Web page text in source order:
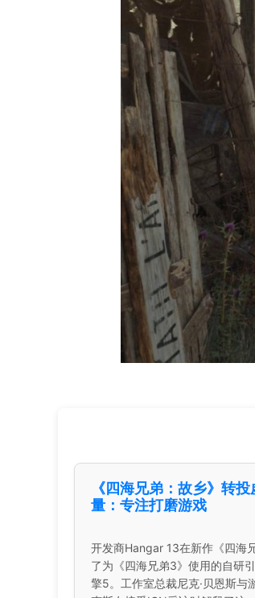
《四海兄弟：故乡》转
量：专注打磨游戏
开发商Hangar 13在新作《四海
了为《四海兄弟3》使用的自研
擎5。工作室总裁尼克·贝恩斯与